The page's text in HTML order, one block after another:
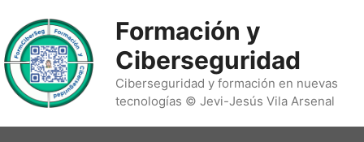
contenido
Formación y
Ciberseguridad
Ciberseguridad y formación en nuevas
tecnologías © Jevi-Jesús Vila Arsenal